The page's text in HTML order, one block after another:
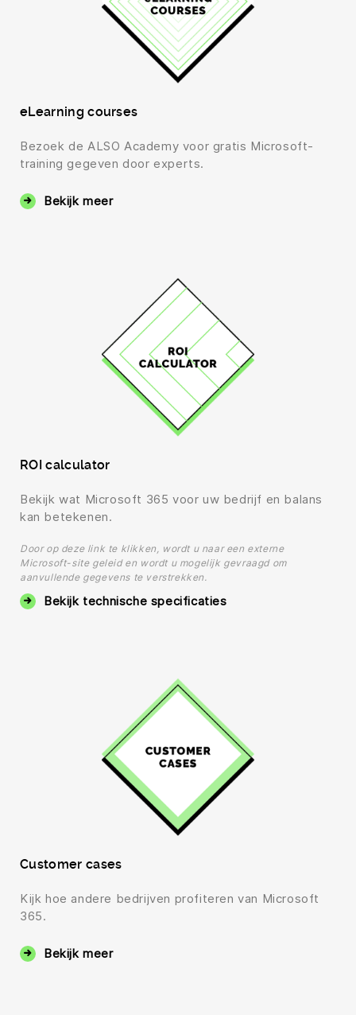
eLearning courses
Bezoek de ALSO Academy voor gratis Microsoft-
training gegeven door experts.
Bekijk meer
ROI calculator
Bekijk wat Microsoft 365 voor uw bedrijf en balans
kan betekenen.
Door op deze link te klikken, wordt u naar een externe
Microsoft-site geleid en wordt u mogelijk gevraagd om
aanvullende gegevens te verstrekken.
Bekijk technische specificaties
Customer cases
Kijk hoe andere bedrijven profiteren van Microsoft
365.
Bekijk meer